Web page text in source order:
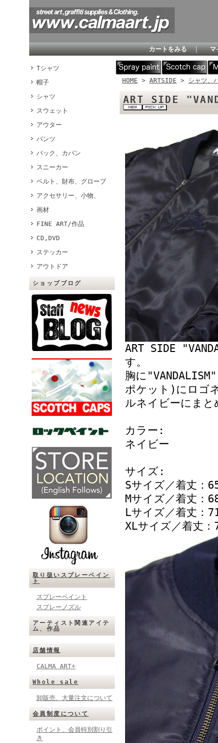
カートをみる ｜ マ
Tシャツ
帽子
シャツ
スウェット
アウター
パンツ
バック、カバン
スニーカー
ベルト、財布、グローブ
アクセサリー、小物、
画材
FINE ART/作品
CD,DVD
ステッカー
アウトドア
ショップブログ
取り扱いスプレーペイン
ト
スプレーペイント
スプレーノズル
アーティスト関連アイテ
ム、作品
店舗情報
CALMA ART+
Whole sale
卸販売、大量注文について
会員制度について
ポイント、会員特別割り引
き
HOME > ARTSIDE > シャツ、
ART SIDE
ART SIDE
す。
胸に
ポケット)にロゴ
ルネイビーにま
カラー:
ネイビー
サイズ:
Sサイズ／着丈：
Mサイズ／着丈：
Lサイズ／着丈：
XLサイズ／着丈